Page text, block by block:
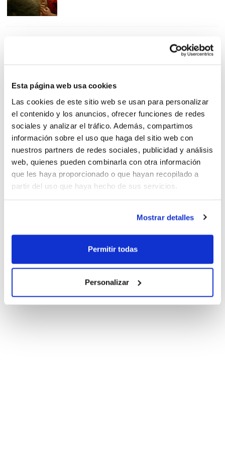
Esta página web usa cookies
Las cookies de este sitio web se usan para personalizar
el contenido y los anuncios, ofrecer funciones de redes
sociales y analizar el tráfico. Además, compartimos
información sobre el uso que haga del sitio web con
nuestros partners de redes sociales, publicidad y análisis
web, quienes pueden combinarla con otra información
que les haya proporcionado o que hayan recopilado a
partir del uso que haya hecho de sus servicios.
Mostrar detalles
Permitir todas
Personalizar